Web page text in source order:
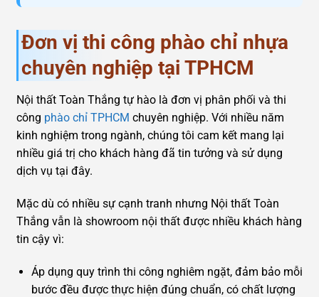
Đơn vị thi công phào chỉ nhựa
chuyên nghiệp tại TPHCM
Nội thất Toàn Thắng tự hào là đơn vị phân phối và thi
công phào chỉ TPHCM chuyên nghiệp. Với nhiều năm
kinh nghiệm trong ngành, chúng tôi cam kết mang lại
nhiều giá trị cho khách hàng đã tin tưởng và sử dụng
dịch vụ tại đây.
Mặc dù có nhiều sự cạnh tranh nhưng Nội thất Toàn
Thắng vẫn là showroom nội thất được nhiều khách hàng
tin cậy vì:
Áp dụng quy trình thi công nghiêm ngặt, đảm bảo mỗi
bước đều được thực hiện đúng chuẩn, có chất lượng